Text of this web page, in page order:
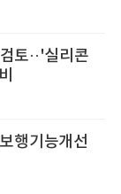
토··'실리콘
행기능개선